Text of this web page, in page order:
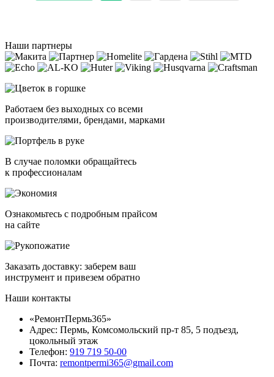
Наши партнеры
Работаем без выходных со всеми
производителями, брендами, марками
В случае поломки обращайтесь
к профессионалам
Ознакомьтесь с подробным прайсом
на сайте
Заказать доставку: заберем ваш
инструмент и привезем обратно
Наши контакты
«РемонтПермь365»
Адрес: Пермь, Комсомольский пр-т 85, 5 подъезд,
цокольный этаж
Телефон: 919 719 50-00
Почта: remontpermi365@gmail.com